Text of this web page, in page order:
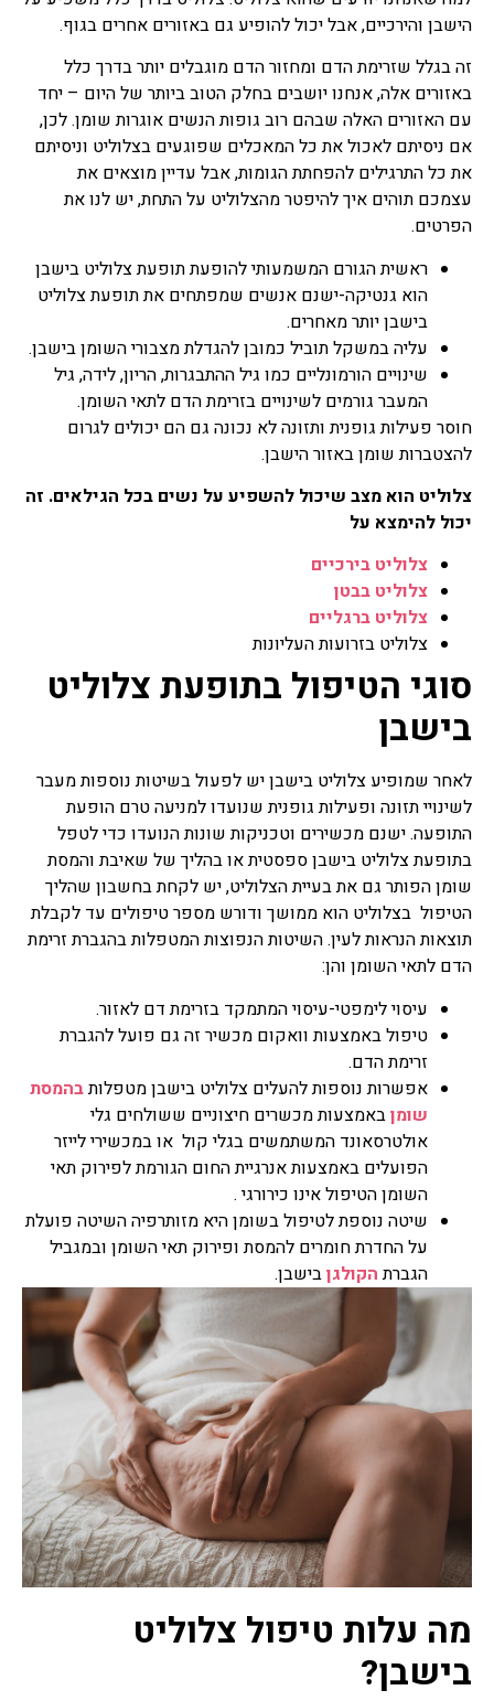
הישבן והירכיים, אבל יכול להופיע גם באזורים אחרים בגוף.
זה בגלל שזרימת הדם ומחזור הדם מוגבלים יותר בדרך כלל
באזורים אלה, אנחנו יושבים בחלק הטוב ביותר של היום – יחד
עם האזורים האלה שבהם רוב גופות הנשים אוגרות שומן. לכן,
אם ניסיתם לאכול את כל המאכלים שפוגעים בצלוליט וניסיתם
את כל התרגילים להפחתת הגומות, אבל עדיין מוצאים את
עצמכם תוהים איך להיפטר מהצלוליט על התחת, יש לנו את
הפרטים.
ראשית הגורם המשמעותי להופעת תופעת צלוליט בישבן
הוא גנטיקה-ישנם אנשים שמפתחים את תופעת צלוליט
בישבן יותר מאחרים.
עליה במשקל תוביל כמובן להגדלת מצבורי השומן בישבן.
שינויים הורמונליים כמו גיל ההתבגרות, הריון, לידה, גיל
המעבר גורמים לשינויים בזרימת הדם לתאי השומן.
חוסר פעילות גופנית ותזונה לא נכונה גם הם יכולים לגרום
להצטברות שומן באזור הישבן.
צלוליט הוא מצב שיכול להשפיע על נשים בכל הגילאים. זה
יכול להימצא על
צלוליט בירכיים
צלוליט בבטן
צלוליט ברגליים
צלוליט בזרועות העליונות
סוגי הטיפול בתופעת צלוליט
בישבן
לאחר שמופיע צלוליט בישבן יש לפעול בשיטות נוספות מעבר
לשינויי תזונה ופעילות גופנית שנועדו למניעה טרם הופעת
התופעה. ישנם מכשירים וטכניקות שונות הנועדו כדי לטפל
בתופעת צלוליט בישבן ספסטית או בהליך של שאיבת והמסת
שומן הפותר גם את בעיית הצלוליט, יש לקחת בחשבון שהליך
הטיפול בצלוליט הוא ממושך ודורש מספר טיפולים עד לקבלת
תוצאות הנראות לעין. השיטות הנפוצות המטפלות בהגברת זרימת
הדם לתאי השומן והן:
עיסוי לימפטי-עיסוי המתמקד בזרימת דם לאזור.
טיפול באמצעות וואקום מכשיר זה גם פועל להגברת
זרימת הדם.
אפשרות נוספות להעלים צלוליט בישבן מטפלותבהמסת
שומןבאמצעות מכשרים חיצוניים ששולחים גלי
אולטרסאונד המשתמשים בגלי קול או במכשירי לייזר
הפועלים באמצעות אנרגיית החום הגורמת לפירוק תאי
השומן הטיפול אינו כירורגי .
שיטה נוספת לטיפול בשומן היא מזותרפיה השיטה פועלת
על החדרת חומרים להמסת ופירוק תאי השומן ובמגביל
הגברתהקולגןבישבן.
מה עלות טיפול צלוליט
בישבן?